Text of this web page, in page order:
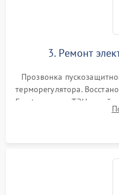
3. Ремонт
Прозвонка
терморегулятора.
Frost, включая ТЭН
платы